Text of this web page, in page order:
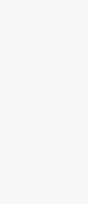
este